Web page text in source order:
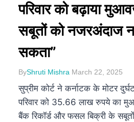
परिवार को बढ़ाया
सबूतों को नजरअंदाज
सकता”
ByShruti Mishra March 22, 2025
सुप्रीम कोर्ट ने कर्नाटक के मोटर
परिवार को 35.66 लाख रुपये का
बैंक रिकॉर्ड और फसल बिक्री के